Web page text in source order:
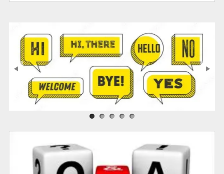
2020年07月
2020年05月
2020年04月
2020年02月
2020年01月
2018年04月
2018年01月
サンプル画像1
サンプル画像2
サンプル画像3